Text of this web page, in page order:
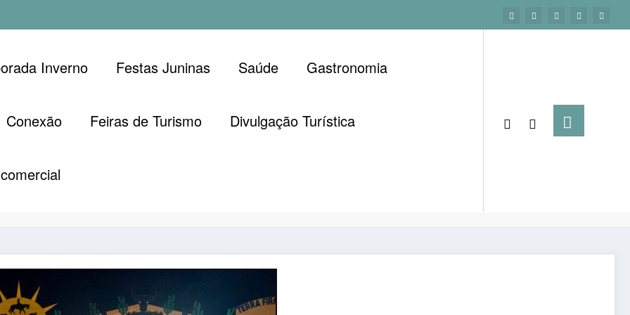
Inverno Festas Juninas Saúde Gastronomia
Conexão Feiras de Turismo Divulgação Turística
2025 em
Bahia